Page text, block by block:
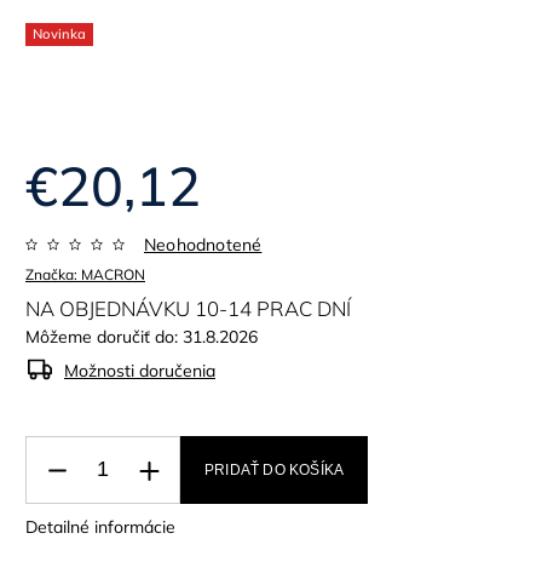
Novinka
Značka: MACRON
Neohodnotené
€20,12
NA OBJEDNÁVKU 10-14 PRAC DNÍ
Môžeme doručiť do: 31.8.2026
Možnosti doručenia
PRIDAŤ DO KOŠÍKA
Detailné informácie